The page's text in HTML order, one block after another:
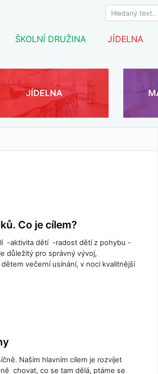
ŠKOLNÍ DRUŽINA JÍDELNA
JÍDELNA
Co je cílem?
-aktivita dětí -radost dětí z pohybu -
důležitý pro správný vývoj,
večerní usínání, v noci kvalitnější
Naším hlavním cílem je rozvíjet
chovat, co se tam dělá, ptáme se